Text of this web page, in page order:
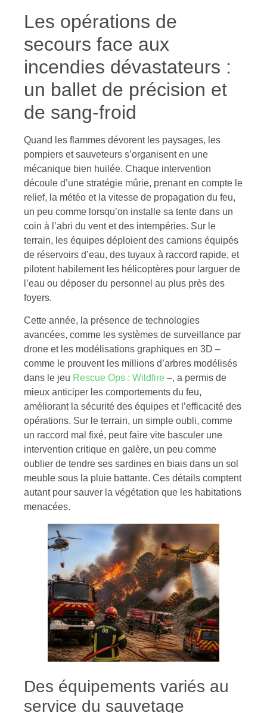
Les opérations de
secours face aux
incendies dévastateurs :
un ballet de précision et
de sang-froid
Quand les flammes dévorent les paysages, les
pompiers et sauveteurs s’organisent en une
mécanique bien huilée. Chaque intervention
découle d’une stratégie mûrie, prenant en compte le
relief, la météo et la vitesse de propagation du feu,
un peu comme lorsqu’on installe sa tente dans un
coin à l’abri du vent et des intempéries. Sur le
terrain, les équipes déploient des camions équipés
de réservoirs d’eau, des tuyaux à raccord rapide, et
pilotent habilement les hélicoptères pour larguer de
l’eau ou déposer du personnel au plus près des
foyers.
Cette année, la présence de technologies
avancées, comme les systèmes de surveillance par
drone et les modélisations graphiques en 3D –
comme le prouvent les millions d’arbres modélisés
dans le jeu Rescue Ops : Wildfire –, a permis de
mieux anticiper les comportements du feu,
améliorant la sécurité des équipes et l’efficacité des
opérations. Sur le terrain, un simple oubli, comme
un raccord mal fixé, peut faire vite basculer une
intervention critique en galère, un peu comme
oublier de tendre ses sardines en biais dans un sol
meuble sous la pluie battante. Ces détails comptent
autant pour sauver la végétation que les habitations
menacées.
Des équipements variés au
service du sauvetage